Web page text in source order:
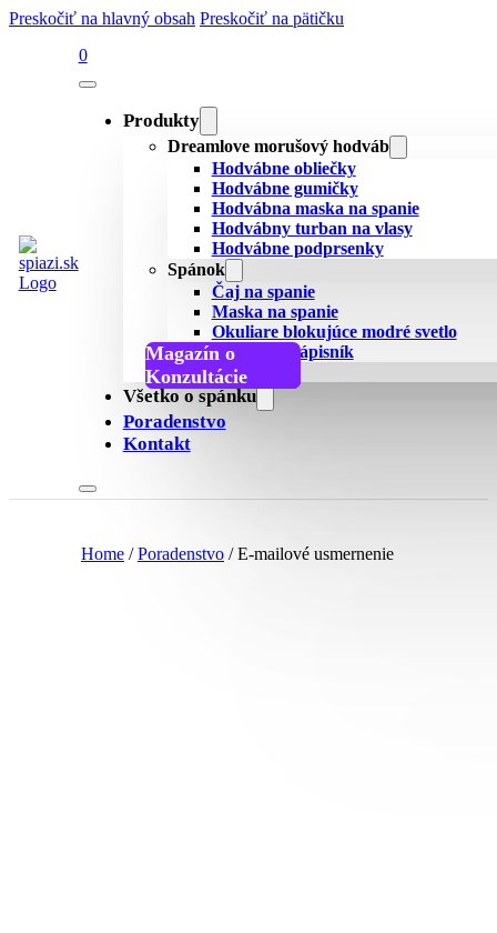
Preskočiť na hlavný obsah Preskočiť na pätičku
0
Produkty
Dreamlove morušový hodváb
Hodvábne obliečky
Hodvábne gumičky
Hodvábna maska na spanie
Hodvábny turban na vlasy
Hodvábne podprsenky
Spánok
Čaj na spanie
Maska na spanie
Okuliare blokujúce modré svetlo
Spánkový zápisník
Všetky recenzie
Všetko o spánku
Magazín o
spánku
Podcast o spánku
Konzultácie
Poradenstvo
Kontakt
Home /Poradenstvo /E-mailové usmernenie